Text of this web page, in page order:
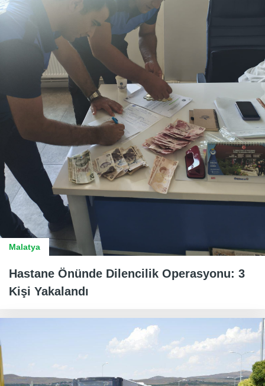
Malatya
Hastane Önünde Dilencilik Operasyonu: 3
Kişi Yakalandı